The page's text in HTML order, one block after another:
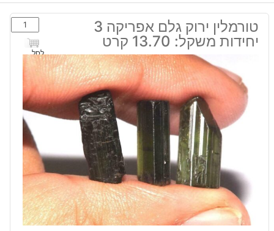
טורמלין ירוק גלם אפריקה 3
יחידות משקל: 13.70 קרט
כמות
של
טורמלין
ירוק
גלם
אפריקה
3
יחידות
משקל:
13.70
קרט
לסל